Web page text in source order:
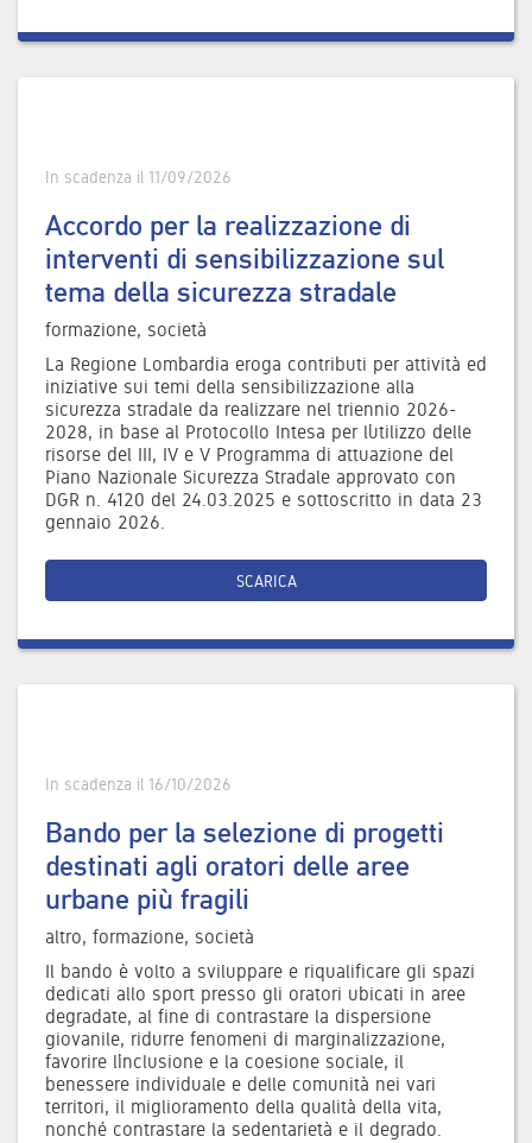
In scadenza il 11/09/2026
Accordo per la realizzazione di
interventi di sensibilizzazione sul
tema della sicurezza stradale
formazione, società
La Regione Lombardia eroga contributi per attività ed
iniziative sui temi della sensibilizzazione alla
sicurezza stradale da realizzare nel triennio 2026-
2028, in base al Protocollo Intesa per l’utilizzo delle
risorse del III, IV e V Programma di attuazione del
Piano Nazionale Sicurezza Stradale approvato con
DGR n. 4120 del 24.03.2025 e sottoscritto in data 23
gennaio 2026.
SCARICA
In scadenza il 16/10/2026
Bando per la selezione di progetti
destinati agli oratori delle aree
urbane più fragili
altro, formazione, società
Il bando è volto a sviluppare e riqualificare gli spazi
dedicati allo sport presso gli oratori ubicati in aree
degradate, al fine di contrastare la dispersione
giovanile, ridurre fenomeni di marginalizzazione,
favorire l’inclusione e la coesione sociale, il
benessere individuale e delle comunità nei vari
territori, il miglioramento della qualità della vita,
nonché contrastare la sedentarietà e il degrado.